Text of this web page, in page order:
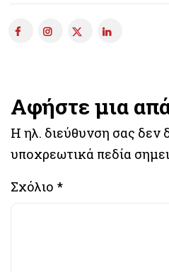
Αφήστε μια
Η ηλ. διεύθυνση σας δεν
υποχρεωτικά πεδία
Σχόλιο *